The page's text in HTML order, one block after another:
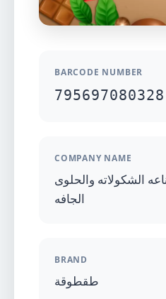
BARCODE NUMBER
795697080328
COMPANY NAME
الشكولاته والحلوى
الجافه
BRAND
طقطوقة